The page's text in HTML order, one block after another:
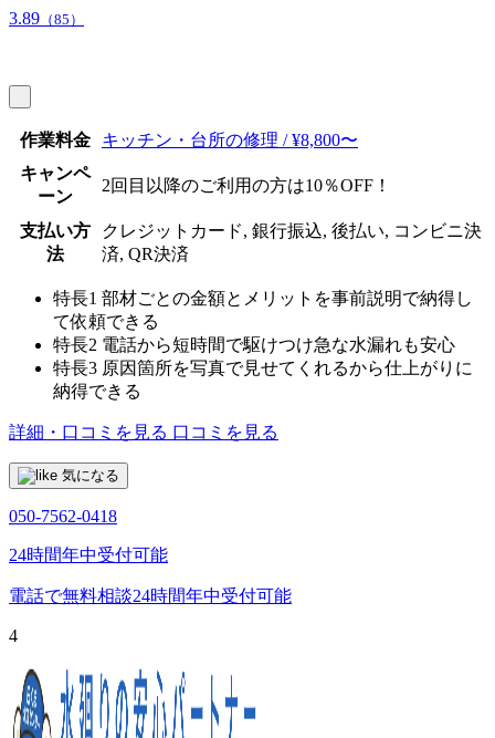
3.89 （85）
作業料金
キッチン・台所の修理 / ¥8,800〜
キャンペ
ーン
2回目以降のご利用の方は10％OFF！
支払い方
法
クレジットカード, 銀行振込, 後払い, コンビニ決
済, QR決済
特長1 部材ごとの金額とメリットを事前説明で納得し
て依頼できる
特長2 電話から短時間で駆けつけ急な水漏れも安心
特長3 原因箇所を写真で見せてくれるから仕上がりに
納得できる
詳細・口コミを見る 口コミを見る
気になる
050-7562-0418
24時間年中受付可能
電話で無料相談24時間年中受付可能
4